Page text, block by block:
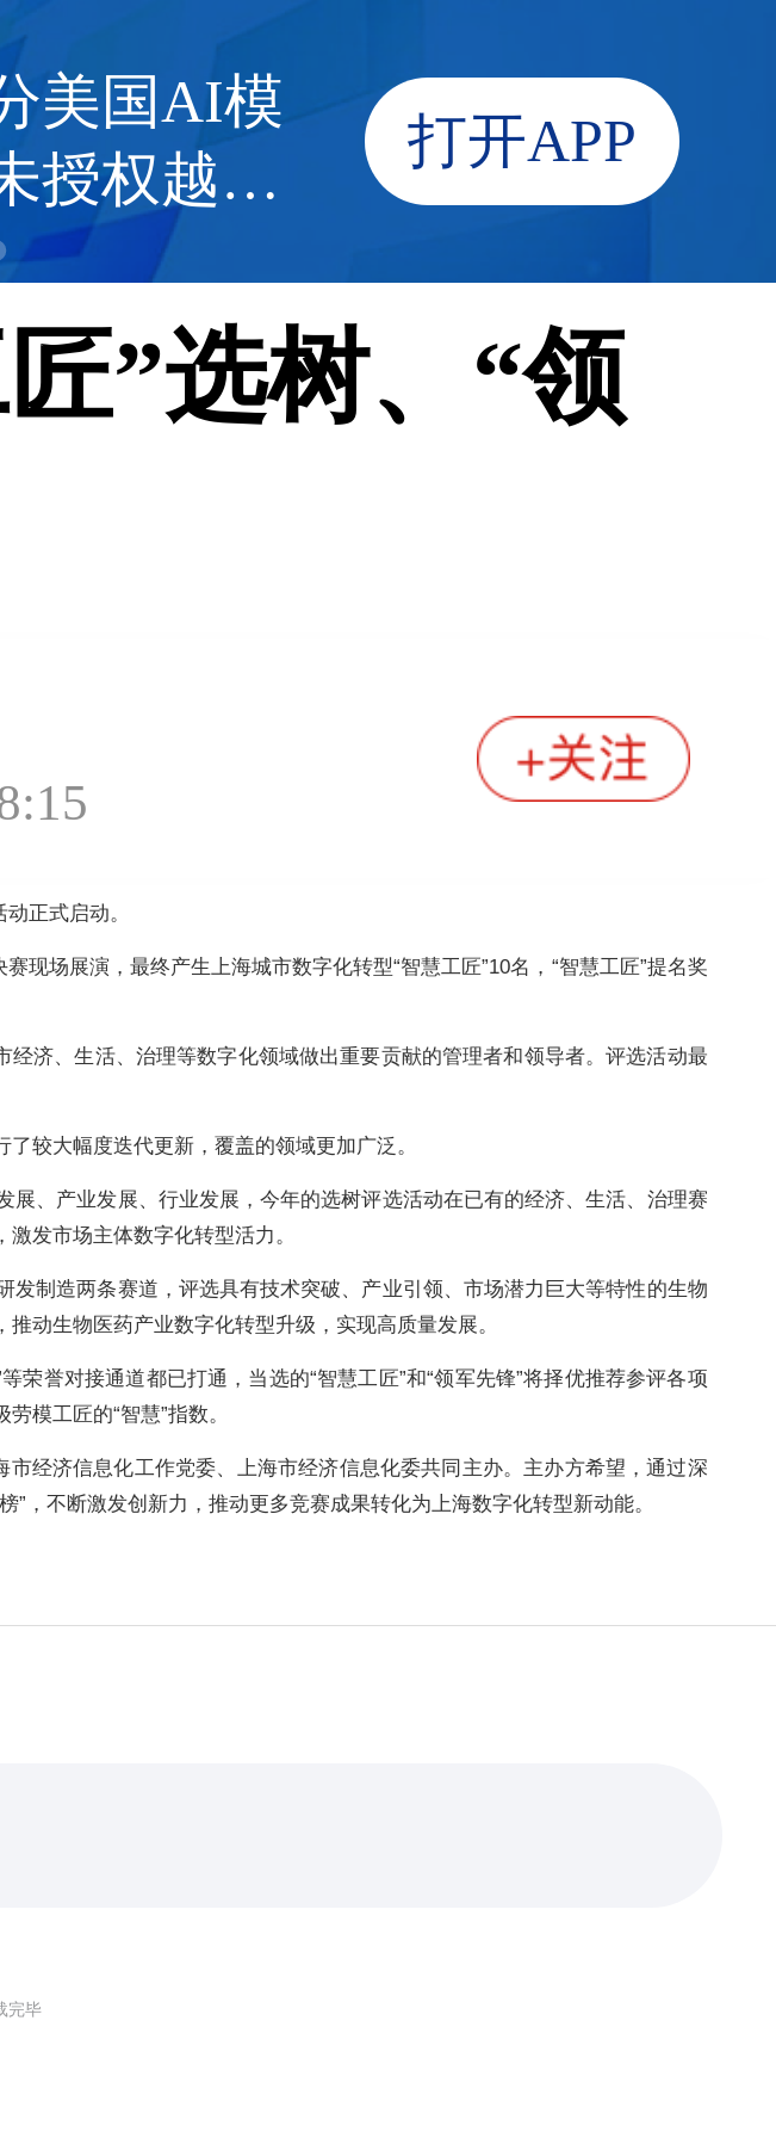
美国AI模
授权越界
联合国：厄尔尼
剧脆弱国家的粮
打开APP
”选树、“领
正式启动。
现场展演，最终产生上海城市数字化转型“智慧工匠”10名，“智慧工匠”提名奖
济、生活、治理等数字化领域做出重要贡献的管理者和领导者。评选活动最
较大幅度迭代更新，覆盖的领域更加广泛。
、产业发展、行业发展，今年的选树评选活动在已有的经济、生活、治理赛
发市场主体数字化转型活力。
制造两条赛道，评选具有技术突破、产业引领、市场潜力巨大等特性的生物
动生物医药产业数字化转型升级，实现高质量发展。
荣誉对接通道都已打通，当选的“智慧工匠”和“领军先锋”将择优推荐参评各项
模工匠的“智慧”指数。
经济信息化工作党委、上海市经济信息化委共同主办。主办方希望，通过深
，不断激发创新力，推动更多竞赛成果转化为上海数字化转型新动能。
完毕